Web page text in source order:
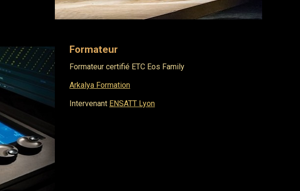
Formateur
Formateur certifié ETC Eos Family
Arkalya Formation
Intervenant ENSATT Lyon